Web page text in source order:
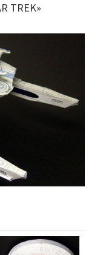
TREK»